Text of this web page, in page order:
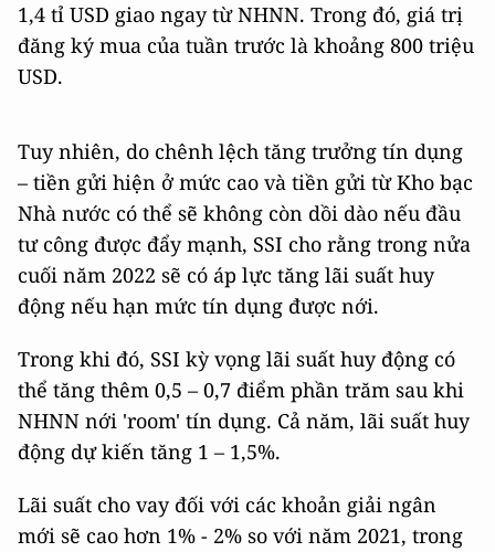
1,4 tỉ USD giao ngay từ NHNN. Trong đó, giá trị
đăng ký mua của tuần trước là khoảng 800 triệu
USD.
Tuy nhiên, do chênh lệch tăng trưởng tín dụng
– tiền gửi hiện ở mức cao và tiền gửi từ Kho bạc
Nhà nước có thể sẽ không còn dồi dào nếu đầu
tư công được đẩy mạnh, SSI cho rằng trong nửa
cuối năm 2022 sẽ có áp lực tăng lãi suất huy
động nếu hạn mức tín dụng được nới.
Trong khi đó, SSI kỳ vọng lãi suất huy động có
thể tăng thêm 0,5 – 0,7 điểm phần trăm sau khi
NHNN nới 'room' tín dụng. Cả năm, lãi suất huy
động dự kiến tăng 1 – 1,5%.
Lãi suất cho vay đối với các khoản giải ngân
mới sẽ cao hơn 1% - 2% so với năm 2021, trong